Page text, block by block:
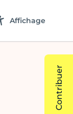
Affichage
Contribuer